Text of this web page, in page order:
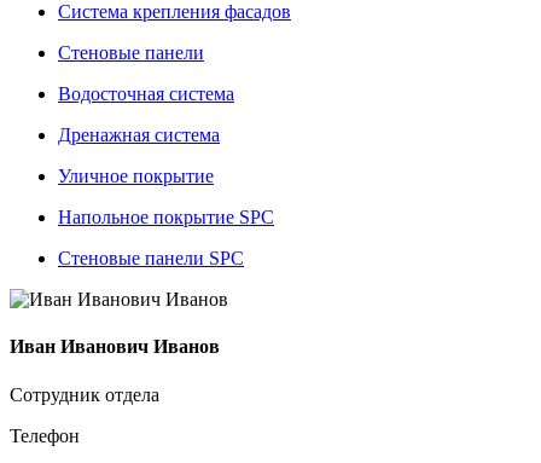
Система крепления фасадов
Стеновые панели
Водосточная система
Дренажная система
Уличное покрытие
Напольное покрытие SPC
Стеновые панели SPC
Иван Иванович Иванов
Сотрудник отдела
Телефон